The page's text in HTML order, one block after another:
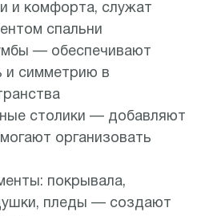
и комфорта, служат
спальни
— обеспечивают
и симметрию в
столики — добавляют
организовать
покрывала,
пледы — создают